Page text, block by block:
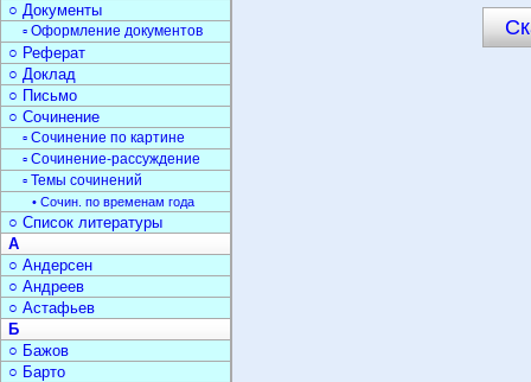
○ Документы
▫ Оформление документов
○ Реферат
○ Доклад
○ Письмо
○ Сочинение
▫ Сочинение по картине
▫ Сочинение-рассуждение
▫ Темы сочинений
• Сочин. по временам года
○ Список литературы
А
○ Андерсен
○ Андреев
○ Астафьев
Б
○ Бажов
○ Барто